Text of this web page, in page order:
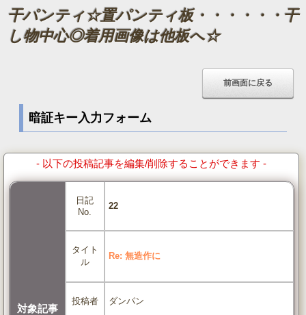
干パンティ☆置パンティ板・・・・・・干
し物中心◎着用画像は他板へ☆
暗証キー入力フォーム
- 以下の投稿記事を編集/削除することができます -
対象記事
日記
No.
22
タイト
ル
Re: 無造作に
投稿者 ダンパン